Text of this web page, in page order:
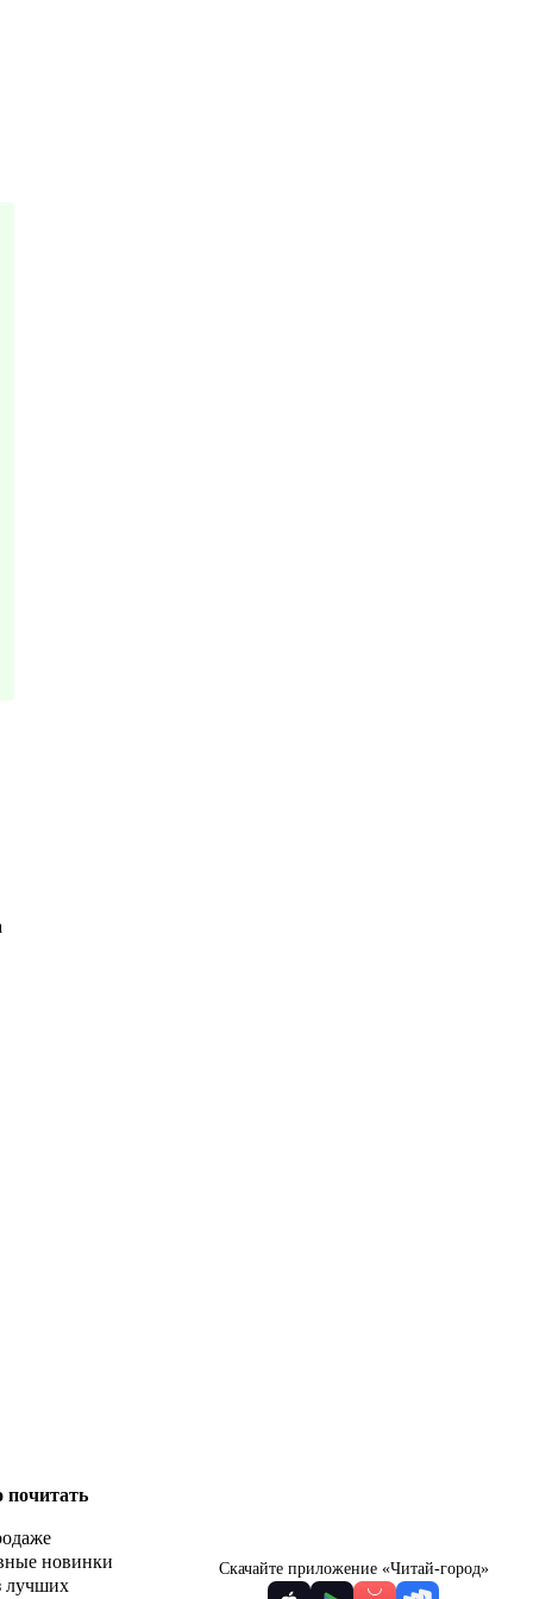
почитать
новинки
лучших
Скачайте приложение «Читай-город»